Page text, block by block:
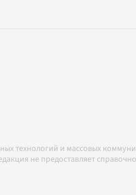
технологий и массовых
не предоставляет